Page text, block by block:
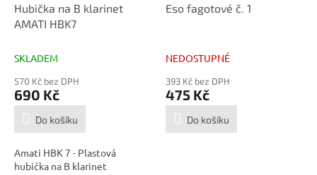
Hubička na B klarinet
AMATI HBK7
SKLADEM
570 Kč bez DPH
690 Kč
Do košíku
Amati HBK 7 - Plastová
hubička na B klarinet
Eso fagotové č. 1
NEDOSTUPNÉ
393 Kč bez DPH
475 Kč
Do košíku